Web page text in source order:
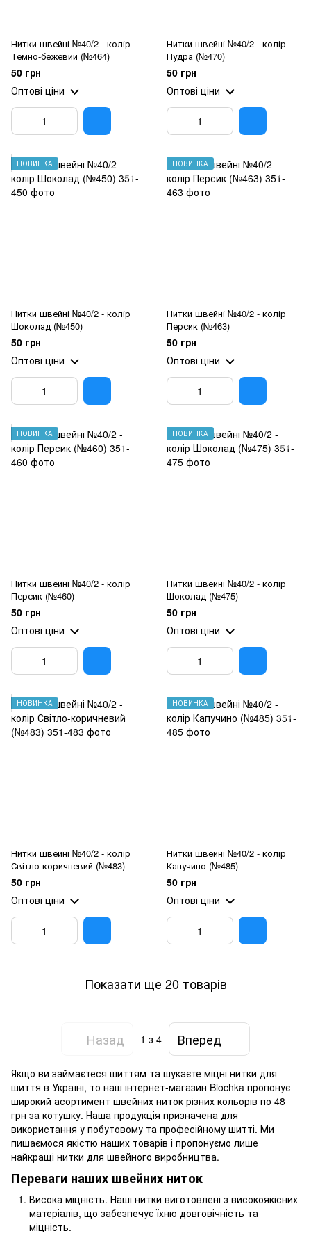
Нитки швейні №40/2 - колір
Темно-бежевий (№464)
50 грн
Оптові ціни
Нитки швейні №40/2 - колір
Пудра (№470)
50 грн
Оптові ціни
НОВИНКА
Нитки швейні №40/2 - колір
Шоколад (№450)
50 грн
Оптові ціни
НОВИНКА
Нитки швейні №40/2 - колір
Персик (№463)
50 грн
Оптові ціни
НОВИНКА
Нитки швейні №40/2 - колір
Персик (№460)
50 грн
Оптові ціни
НОВИНКА
Нитки швейні №40/2 - колір
Шоколад (№475)
50 грн
Оптові ціни
НОВИНКА
Нитки швейні №40/2 - колір
Світло-коричневий (№483)
50 грн
Оптові ціни
НОВИНКА
Нитки швейні №40/2 - колір
Капучино (№485)
50 грн
Оптові ціни
Показати ще 20 товарів
Назад 1 з 4 Вперед
Якщо ви займаєтеся шиттям та шукаєте міцні нитки для
шиття в Україні, то наш інтернет-магазин Blochka пропонує
широкий асортимент швейних ниток різних кольорів по 48
грн за котушку. Наша продукція призначена для
використання у побутовому та професійному шитті. Ми
пишаємося якістю наших товарів і пропонуємо лише
найкращі нитки для швейного виробництва.
Переваги наших швейних ниток
Висока міцність. Наші нитки виготовлені з високоякісних
матеріалів, що забезпечує їхню довговічність та
міцність.